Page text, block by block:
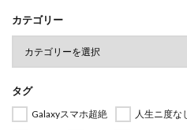
カテゴリー
タグ
Galaxyスマホ超絶 人生ニ度な